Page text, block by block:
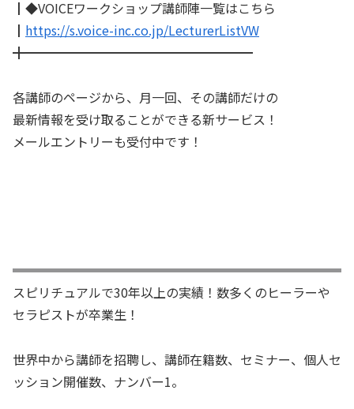
┃◆VOICEワークショップ講師陣一覧はこちら
┃ https://s.voice-inc.co.jp/LecturerListVW
╋━━━━━━━━━━━━━━━━━━
各講師のページから、月一回、その講師だけの
最新情報を受け取ることができる新サービス！
メールエントリーも受付中です！
スピリチュアルで30年以上の実績！数多くのヒーラーや
セラピストが卒業生！
世界中から講師を招聘し、講師在籍数、セミナー、個人セ
ッション開催数、ナンバー1。